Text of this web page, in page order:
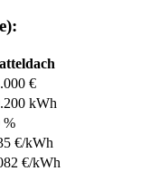
€
kWh
%
€/kWh
€/kWh